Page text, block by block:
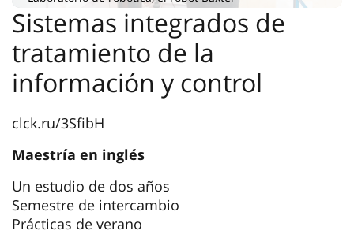
Sistemas integrados de
tratamiento de la